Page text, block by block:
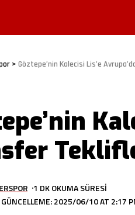
> Göztepe’nin Kalecisi Lis’e
GÜNCELLEME: 2025/06/10 AT 2:17
1 DK OKUMA SÜRESI